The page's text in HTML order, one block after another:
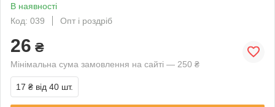
В наявності
Код: 039
Опт і роздріб
26 ₴
Мінімальна сума замовлення на сайті — 250 ₴
17 ₴ від 40 шт.